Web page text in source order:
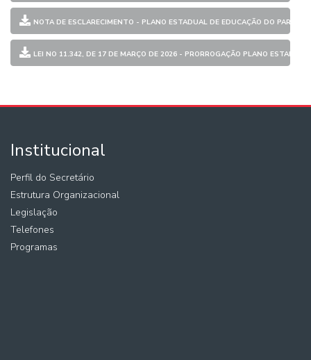
NOTA DE ESCLARECIMENTO - PLANO ESTADUAL DE EDUCAÇÃO DO PARÁ
LEI NO 11.342, DE 17 DE MARÇO DE 2026 - PRORROGAÇÃO PLANO
Institucional
Perfil do Secretário
Estrutura Organizacional
Legislação
Telefones
Programas